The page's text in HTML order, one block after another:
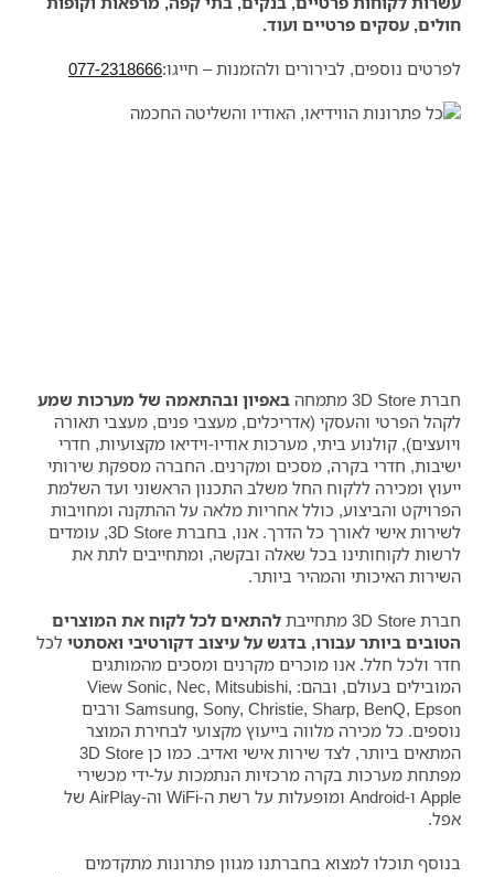
חולים, עסקים פרטיים ועוד.
לפרטים נוספים, לבירורים ולהזמנות – חייגו:077-2318666
חברת 3D Store מתמחה
באפיון ובהתאמה של מערכות שמע
לקהל הפרטי והעסקי (אדריכלים, מעצבי פנים, מעצבי תאורה
ויועצים), קולנוע ביתי, מערכות אודיו-וידיאו מקצועיות, חדרי
ישיבות, חדרי בקרה, מסכים ומקרנים. החברה מספקת שירותי
ייעוץ ומכירה ללקוח החל משלב התכנון הראשוני ועד השלמת
הפרויקט והביצוע, כולל אחריות מלאה על ההתקנה ומחויבות
לשירות אישי לאורך כל הדרך. אנו, בחברת 3D Store, עומדים
לרשות לקוחותינו בכל שאלה ובקשה, ומתחייבים לתת את
השירות האיכותי והמהיר ביותר.
חברת 3D Store מתחייבת
להתאים לכל לקוח את המוצרים
הטובים ביותר עבורו, בדגש על עיצוב דקורטיבי ואסתטי לכל
חדר ולכל חלל. אנו מוכרים מקרנים ומסכים מהמותגים
המובילים בעולם, ובהם: View Sonic, Nec, Mitsubishi,
Samsung, Sony, Christie, Sharp, BenQ, Epson ורבים
נוספים. כל מכירה מלווה בייעוץ מקצועי לבחירת המוצר
המתאים ביותר, לצד שירות אישי ואדיב. כמו כן 3D Store
מפתחת מערכות בקרה מרכזיות הנתמכות על-ידי מכשירי
Apple ו-Android ומופעלות על רשת ה-WiFi וה-AirPlay של
אפל.
בנוסף תוכלו למצוא בחברתנו מגוון פתרונות מתקדמים